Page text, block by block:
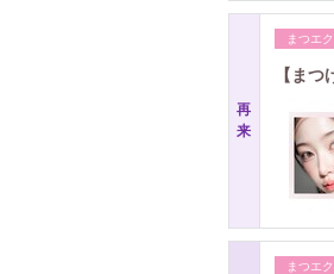
再
来
まつエク
【ま
まつエク